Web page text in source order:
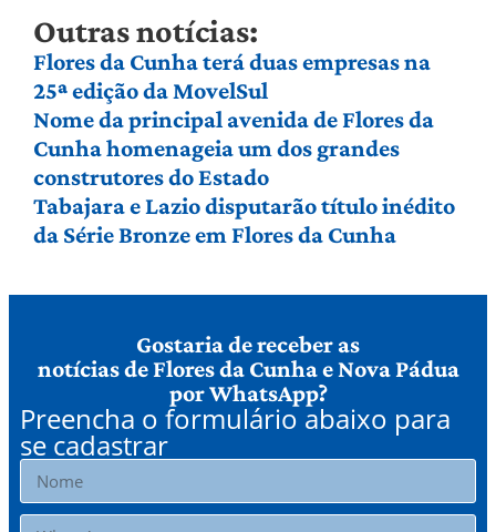
Outras notícias:
Flores da Cunha terá duas empresas na
25ª edição da MovelSul
Nome da principal avenida de Flores da
Cunha homenageia um dos grandes
construtores do Estado
Tabajara e Lazio disputarão título inédito
da Série Bronze em Flores da Cunha
Gostaria de receber as
notícias de Flores da Cunha e Nova Pádua
por WhatsApp?
Preencha o formulário abaixo para
se cadastrar